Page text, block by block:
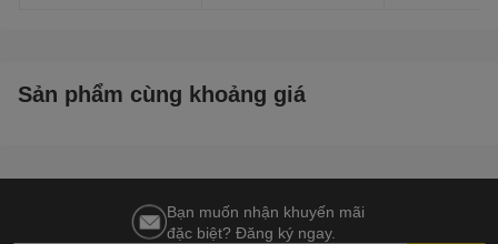
Sản phẩm cùng khoảng giá
Bạn muốn nhận khuyến mãi
đặc biệt? Đăng ký ngay.